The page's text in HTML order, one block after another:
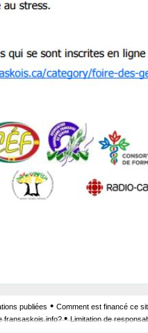
publiées • Comment est financé ce
fransaskois.info?•Limitation de